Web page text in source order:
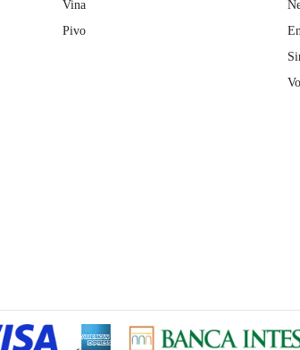
Vina
Pivo